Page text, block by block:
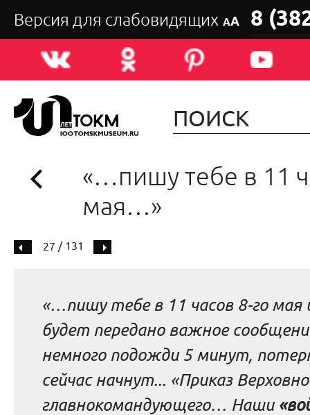
Версия для слабовидящих АА 8
«…пишу тебе в 11
мая…»
27 / 131
«…пишу тебе в 11 часов 8-го мая
будет передано важное
немного подожди 5 минут,
сейчас начнут... «Приказ
главнокомандующего… Наши